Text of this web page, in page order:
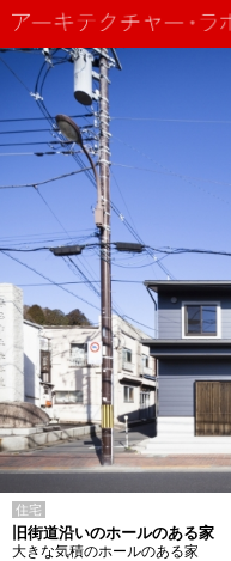
住宅
旧街道沿いのホールのある家
大きな気積のホールのある家